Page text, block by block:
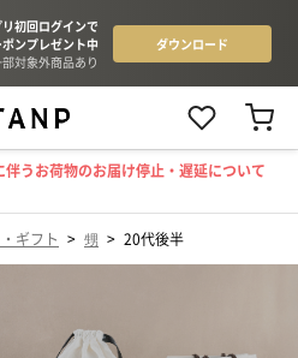
伴うお荷物のお届け停止・遅延について
ギフト > 甥 > 20代後半